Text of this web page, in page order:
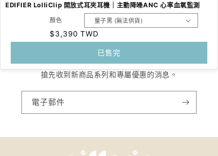
EDIFIER LolliClip 開放式耳夾耳機｜主動降噪ANC 心率血氧監測
顏色
定
價
$3,390 TWD
已售完
訂閱我們的電子郵件
搶先收到新商品系列和專屬優惠的消息。
電子郵件